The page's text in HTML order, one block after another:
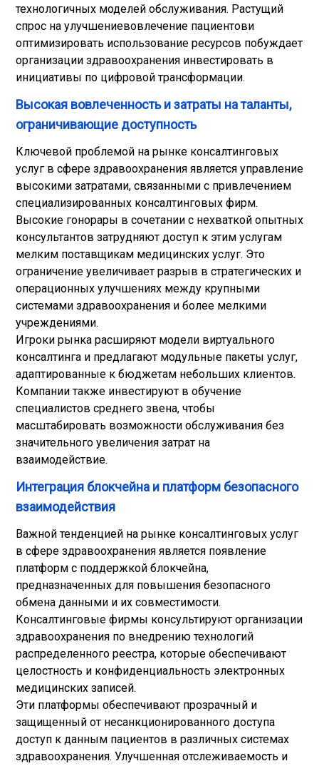
технологичных моделей обслуживания. Растущий
спрос на улучшениевовлечение пациентови
оптимизировать использование ресурсов побуждает
организации здравоохранения инвестировать в
инициативы по цифровой трансформации.
Высокая вовлеченность и затраты на таланты,
ограничивающие доступность
Ключевой проблемой на рынке консалтинговых
услуг в сфере здравоохранения является управление
высокими затратами, связанными с привлечением
специализированных консалтинговых фирм.
Высокие гонорары в сочетании с нехваткой опытных
консультантов затрудняют доступ к этим услугам
мелким поставщикам медицинских услуг. Это
ограничение увеличивает разрыв в стратегических и
операционных улучшениях между крупными
системами здравоохранения и более мелкими
учреждениями.
Игроки рынка расширяют модели виртуального
консалтинга и предлагают модульные пакеты услуг,
адаптированные к бюджетам небольших клиентов.
Компании также инвестируют в обучение
специалистов среднего звена, чтобы
масштабировать возможности обслуживания без
значительного увеличения затрат на
взаимодействие.
Интеграция блокчейна и платформ безопасного
взаимодействия
Важной тенденцией на рынке консалтинговых услуг
в сфере здравоохранения является появление
платформ с поддержкой блокчейна,
предназначенных для повышения безопасного
обмена данными и их совместимости.
Консалтинговые фирмы консультируют организации
здравоохранения по внедрению технологий
распределенного реестра, которые обеспечивают
целостность и конфиденциальность электронных
медицинских записей.
Эти платформы обеспечивают прозрачный и
защищенный от несанкционированного доступа
доступ к данным пациентов в различных системах
здравоохранения. Улучшенная отслеживаемость и